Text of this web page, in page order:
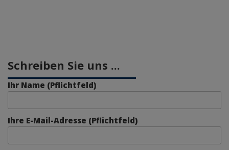
Schreiben Sie uns ...
Ihr Name (Pflichtfeld)
Ihre E-Mail-Adresse (Pflichtfeld)